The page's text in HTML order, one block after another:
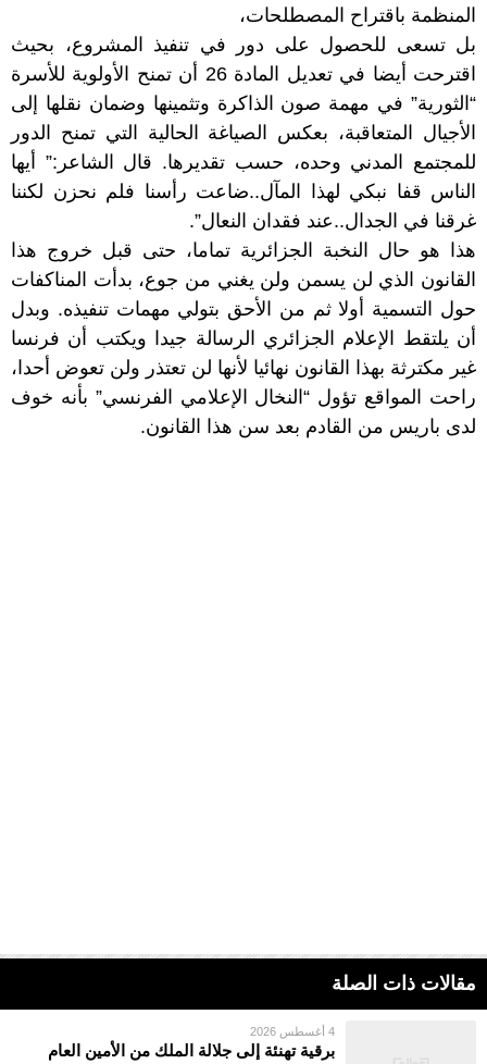
المنظمة باقتراح المصطلحات،
بل تسعى للحصول على دور في تنفيذ المشروع، بحيث
اقترحت أيضا في تعديل المادة 26 أن تمنح الأولوية للأسرة
“الثورية” في مهمة صون الذاكرة وتثمينها وضمان نقلها إلى
الأجيال المتعاقبة، بعكس الصياغة الحالية التي تمنح الدور
للمجتمع المدني وحده، حسب تقديرها. قال الشاعر:” أيها
الناس قفا نبكي لهذا المآل..ضاعت رأسنا فلم نحزن لكننا
غرقنا في الجدال..عند فقدان النعال”.
هذا هو حال النخبة الجزائرية تماما، حتى قبل خروج هذا
القانون الذي لن يسمن ولن يغني من جوع، بدأت المناكفات
حول التسمية أولا ثم من الأحق بتولي مهمات تنفيذه. وبدل
أن يلتقط الإعلام الجزائري الرسالة جيدا ويكتب أن فرنسا
غير مكترثة بهذا القانون نهائيا لأنها لن تعتذر ولن تعوض أحدا،
راحت المواقع تؤول “النخال الإعلامي الفرنسي” بأنه خوف
لدى باريس من القادم بعد سن هذا القانون.
مقالات ذات الصلة
4 أغسطس 2026
برقية تهنئة إلى جلالة الملك من الأمين العام